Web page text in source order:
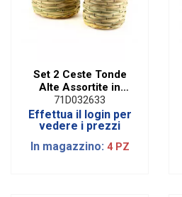
Set 2 Ceste Tonde
Alte Assortite in
Vimini Verde con
Manici
71D032633
Effettua il login per
vedere i prezzi
In magazzino: 4 PZ